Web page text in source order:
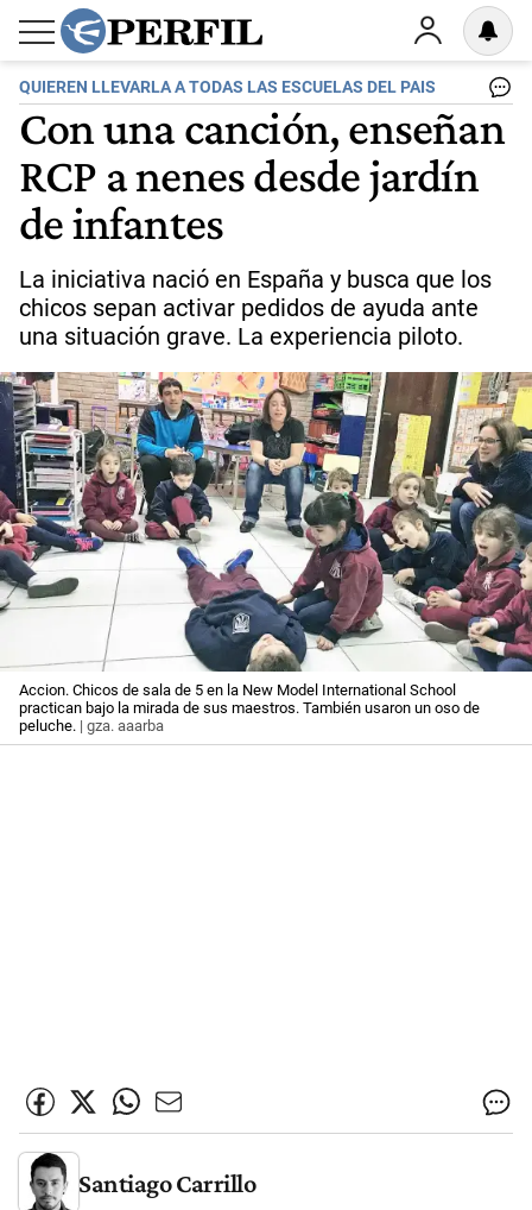
QUIEREN LLEVARLA A TODAS LAS ESCUELAS DEL PAIS
Con una canción, enseñan
RCP a nenes desde jardín
de infantes
La iniciativa nació en España y busca que los
chicos sepan activar pedidos de ayuda ante
una situación grave. La experiencia piloto.
Accion. Chicos de sala de 5 en la New Model International School
practican bajo la mirada de sus maestros. También usaron un oso de
peluche. | gza. aaarba
Santiago Carrillo